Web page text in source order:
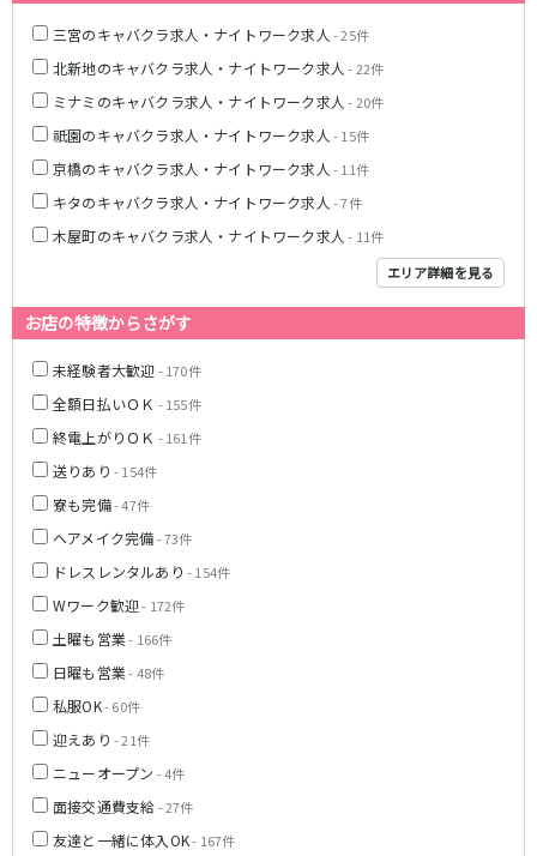
三宮のキャバクラ求人・ナイトワーク求人 - 25件
北新地のキャバクラ求人・ナイトワーク求人 - 22件
ミナミのキャバクラ求人・ナイトワーク求人 - 20件
祇園のキャバクラ求人・ナイトワーク求人 - 15件
京橋のキャバクラ求人・ナイトワーク求人 - 11件
キタのキャバクラ求人・ナイトワーク求人 - 7件
木屋町のキャバクラ求人・ナイトワーク求人 - 11件
エリア詳細を見る
お店の特徴からさがす
未経験者大歓迎- 170件
全額日払いＯＫ - 155件
終電上がりＯＫ - 161件
送りあり - 154件
寮も完備- 47件
ヘアメイク完備- 73件
ドレスレンタルあり - 154件
Wワーク歓迎- 172件
土曜も営業- 166件
日曜も営業- 48件
私服OK- 60件
迎えあり - 21件
ニューオープン - 4件
面接交通費支給- 27件
友達と一緒に体入OK- 167件
JR紀勢本線(きのくに線)(新宮～和歌山)
わかやま電鉄貴志川線
JR東海道本線(琵琶湖線)(米原～京都)
彦根駅
阪急神戸本線
神戸三宮駅
十三駅
塚口駅
近鉄大阪線
大和八木駅
近鉄八尾駅
南海高野線(りんかんサンライン)
堺東駅
Osaka Metro谷町線
東梅田駅